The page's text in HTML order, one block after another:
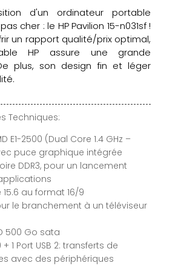
d'un ordinateur portable
cher : le HP Pavilion 15-n031sf !
un rapport qualité/prix optimal,
HP assure une grande
plus, son design fin et léger
Techniques:
E1-2500 (Dual Core 1.4 GHz –
puce graphique intégrée
DDR3, pour un lancement
au format 16/9
le branchement à un téléviseur
500 Go sata
1 Port USB 2: transferts de
avec des périphériques